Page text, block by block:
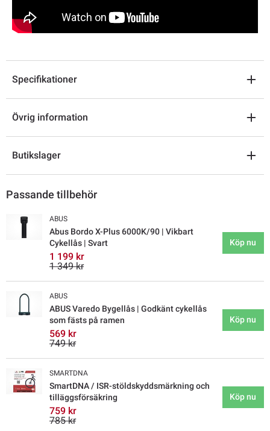
Specifikationer
Övrig information
Butikslager
Passande tillbehör
ABUS
Abus Bordo X-Plus 6000K/90 | Vikbart
Cykellås | Svart
1 199 kr
1 349 kr
Köp nu
ABUS
ABUS Varedo Bygellås | Godkänt cykellås
som fästs på ramen
569 kr
749 kr
Köp nu
SMARTDNA
SmartDNA / ISR-stöldskyddsmärkning och
tilläggsförsäkring
759 kr
785 kr
Köp nu